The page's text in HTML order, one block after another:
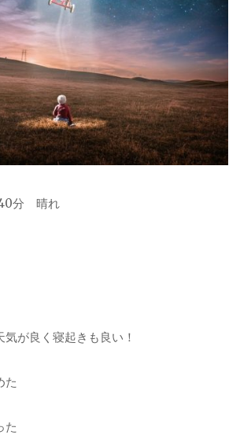
40分 晴れ
が良く寝起きも良い！
た
た